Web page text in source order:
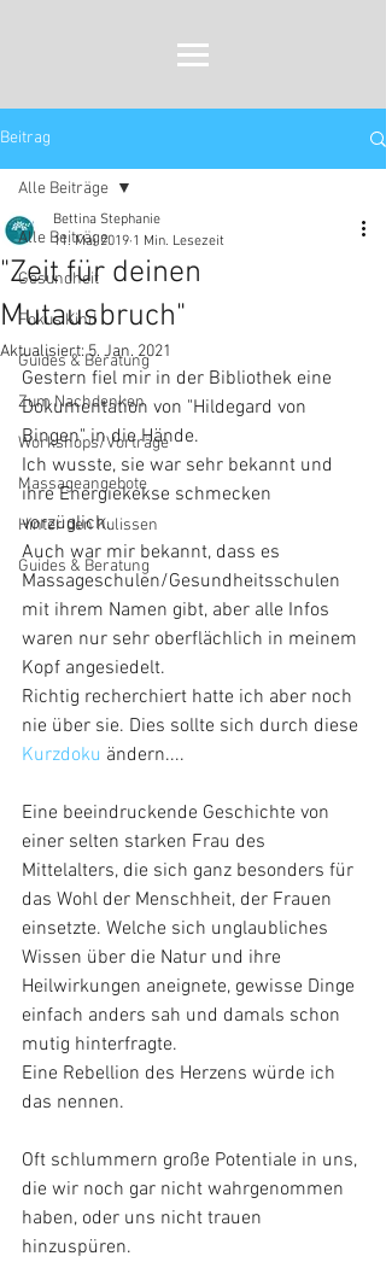
Beitrag
Alle Beiträge
Gesundheit
Fokus Kind
Guides & Beratung
Zum Nachdenken
Workshops/Vorträge
Massageangebote
Hinter den Kulissen
Guides & Beratung
Alle Beiträge
"Zeit für deinen
Mutausbruch"
Bettina Stephanie
11. Mai 2019 1 Min. Lesezeit
Aktualisiert:5. Jan. 2021
Gestern fiel mir in der Bibliothek eine
Dokumentation von "Hildegard von
Bingen" in die Hände.
Ich wusste, sie war sehr bekannt und
ihre Energiekekse schmecken
vorzüglich.
Auch war mir bekannt, dass es
Massageschulen/Gesundheitsschulen
mit ihrem Namen gibt, aber alle Infos
waren nur sehr oberflächlich in meinem
Kopf angesiedelt.
Richtig recherchiert hatte ich aber noch
nie über sie. Dies sollte sich durch diese
Kurzdoku ändern....
Eine beeindruckende Geschichte von
einer selten starken Frau des
Mittelalters, die sich ganz besonders für
das Wohl der Menschheit, der Frauen
einsetzte. Welche sich unglaubliches
Wissen über die Natur und ihre
Heilwirkungen aneignete, gewisse Dinge
einfach anders sah und damals schon
mutig hinterfragte.
Eine Rebellion des Herzens würde ich
das nennen.
Oft schlummern große Potentiale in uns,
die wir noch gar nicht wahrgenommen
haben, oder uns nicht trauen
hinzuspüren.